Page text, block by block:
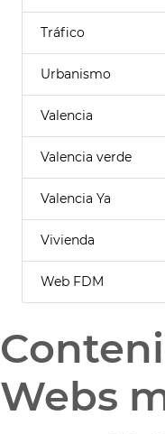
Tráfico
Urbanismo
Valencia
Valencia verde
Valencia Ya
Vivienda
Web FDM
Webs